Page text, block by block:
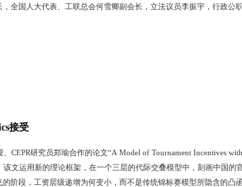
全国人大代表、工联总会何雪卿副会长，立法议员李振宇，行政公
接受
研究员郑瑜合作的论文“A Model of Tournament Incentives
文运用新的理论框架，在一个三层的代际交叠模型中，刻画中国的
阶段，工资层级递增为何变小，而不是传统锦标赛模型所隐含的凸